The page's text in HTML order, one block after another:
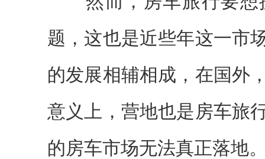
题，这也是近些年这一市
的发展相辅相成，在国外
意义上，营地也是房车旅
的房车市场无法真正落地